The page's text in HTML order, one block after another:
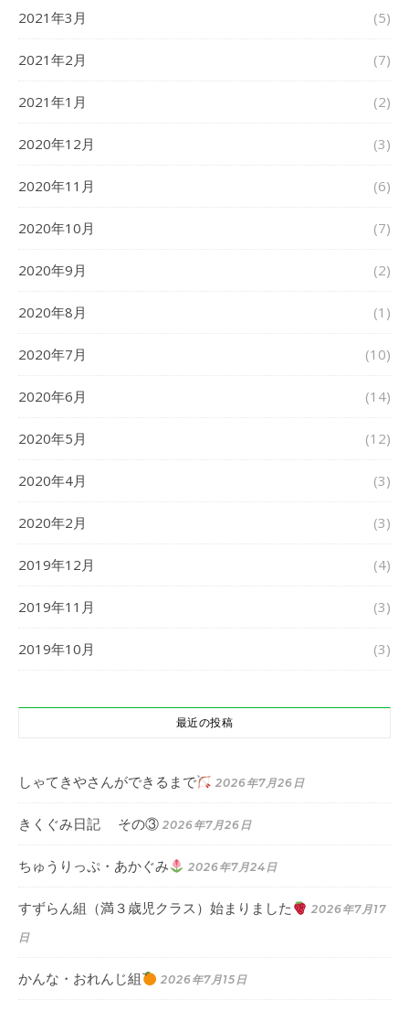
2021年3月 (5)
2021年2月 (7)
2021年1月 (2)
2020年12月 (3)
2020年11月 (6)
2020年10月 (7)
2020年9月 (2)
2020年8月 (1)
2020年7月 (10)
2020年6月 (14)
2020年5月 (12)
2020年4月 (3)
2020年2月 (3)
2019年12月 (4)
2019年11月 (3)
2019年10月 (3)
最近の投稿
しゃてきやさんができるまで 2026年7月26日
きくぐみ日記 その③ 2026年7月26日
ちゅうりっぷ・あかぐみ 2026年7月24日
すずらん組（満３歳児クラス）始まりました 2026年7月17
日
かんな・おれんじ組 2026年7月15日